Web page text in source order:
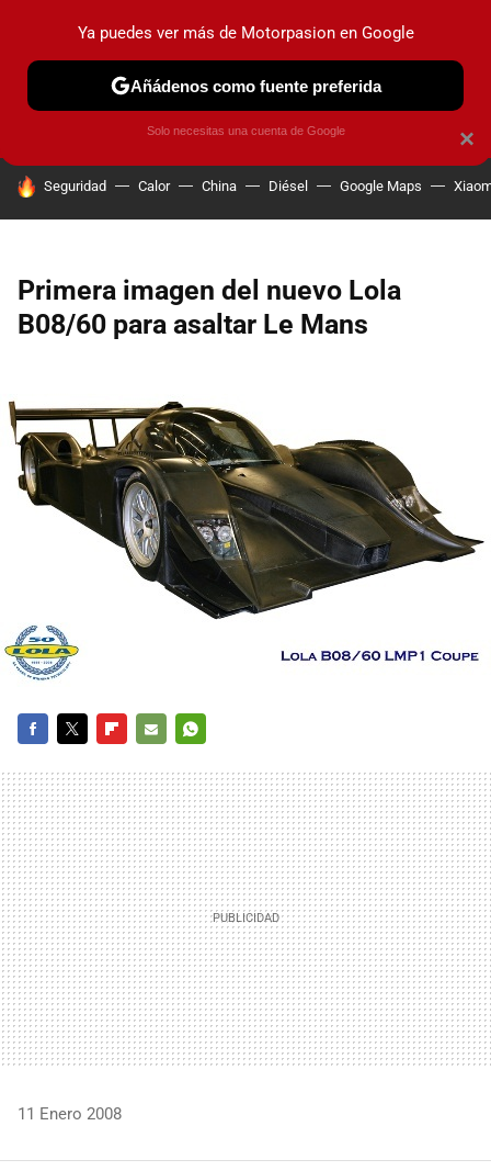
PRUEBAS COCHES ELÉCTRICOS OBSERVATORIO
HOY SE HABLA DE
Seguridad Calor China Diésel Google Maps
Primera imagen del nuevo Lola
B08/60 para asaltar Le Mans
MAIL
11 Enero 2008
×
Ya puedes ver más de Motorpasion en Google
Añádenos como fuente preferida
Solo necesitas una cuenta de Google